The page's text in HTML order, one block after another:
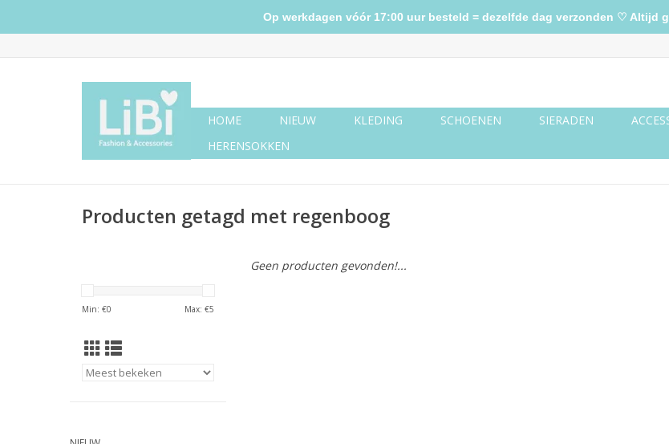
HOME NIEUW KLEDING SCHOENEN SIERADEN
HERENSOKKEN
Producten getagd met regenboog
Min: €0 Max: €5
Geen producten gevonden!...
Op werkdagen vóór 17:00 uur besteld = dezelfde dag verzonden ♡ Altijd